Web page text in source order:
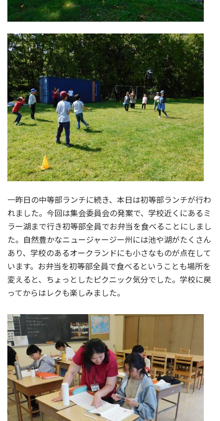
一昨日の中等部ランチに続き、本日は初等部ランチが行わ
れました。今回は集会委員会の発案で、学校近くにあるミ
ラー湖まで行き初等部全員でお弁当を食べることにしまし
た。自然豊かなニュージャージー州には池や湖がたくさん
あり、学校のあるオークランドにも小さなものが点在して
います。お弁当を初等部全員で食べるということも場所を
変えると、ちょっとしたピクニック気分でした。学校に戻
ってからはレクも楽しみました。